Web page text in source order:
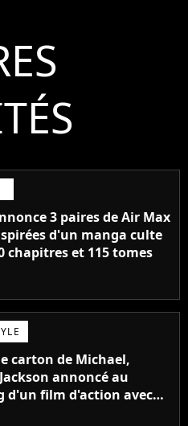
3 paires de Air Max
d'un manga culte
chapitres et 115 tomes
carton de Michael,
annoncé au
d'un film d'action avec